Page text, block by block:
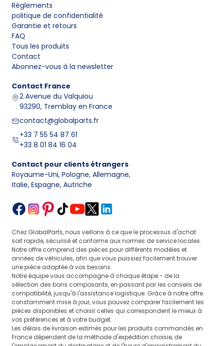
Règlements
politique de confidentialité
Garantie et retours
FAQ
Tous les produits
Contact
Abonnez-vous à la newsletter
Contact France
2 Avenue du Valquiou
93290, Tremblay en France
contact@globalparts.fr
+33 7 55 54 87 61
+33 8 01 84 16 04
Contact pour clients étrangers
Royaume-Uni, Pologne, Allemagne,
Italie, Espagne, Autriche
Chez GlobalParts, nous veillons à ce que le processus d'achat
soit rapide, sécurisé et conforme aux normes de service locales.
Notre offre comprend des pièces pour différents modèles et
années de véhicules, afin que vous puissiez facilement trouver
une pièce adaptée à vos besoins.
Notre équipe vous accompagne à chaque étape - de la
sélection des bons composants, en passant par les conseils de
compatibilité, jusqu'à l'assistance logistique. Grâce à notre offre
constamment mise à jour, vous pouvez comparer facilement les
pièces disponibles et choisir celles qui correspondent le mieux à
vos préférences et à votre budget.
Les délais de livraison estimés pour les produits commandés en
France dépendent de la méthode d'expédition choisie, de